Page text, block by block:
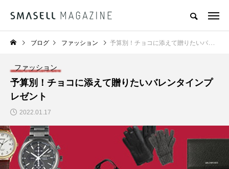
ブログ ファッション 予算別！チョコに添えて贈りたいバレンタインプレゼント
ファッション
予算別！チョコに添えて贈りたいバレンタインプ
レゼント
2022.01.17